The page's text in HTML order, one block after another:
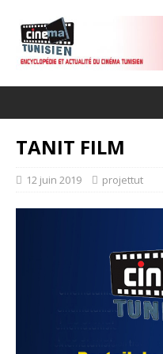
TANIT FILM
12 juin 2019 projettut